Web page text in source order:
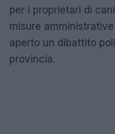
per i proprietari di
misure
aperto un dibattito
provincia.